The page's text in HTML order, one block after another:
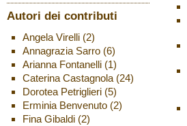
Autori dei contributi
Angela Virelli(2)
Annagrazia Sarro(6)
Arianna Fontanelli(1)
Caterina Castagnola(24)
Dorotea Petriglieri(5)
Erminia Benvenuto(2)
Fina Gibaldi(2)